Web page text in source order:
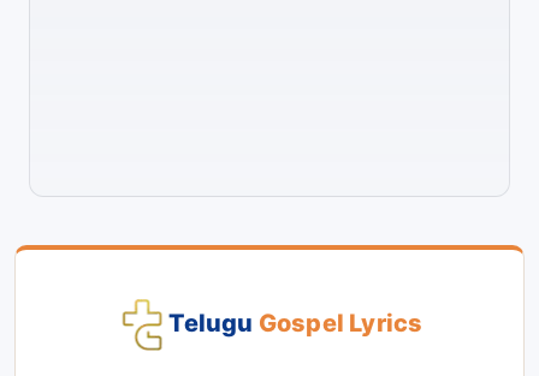
Telugu Gospel Lyrics